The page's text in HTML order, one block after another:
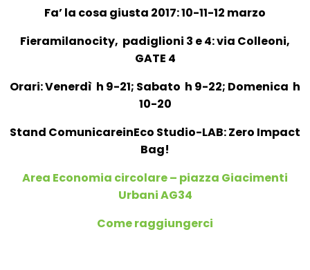
Fa’ la cosa giusta 2017: 10-11-12 marzo
Fieramilanocity, padiglioni 3 e 4: via Colleoni,
GATE 4
Orari: Venerdì h 9-21; Sabato h 9-22; Domenica h
10-20
Stand ComunicareinEco Studio-LAB: Zero Impact
Bag!
Area Economia circolare – piazza Giacimenti
Urbani AG34
Come raggiungerci